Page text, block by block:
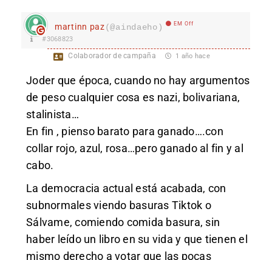
martinn paz(@aindaeho) EM Off
#3068823
Colaborador de campaña 1 año hace
Joder que época, cuando no hay argumentos
de peso cualquier cosa es nazi, bolivariana,
stalinista…
En fin , pienso barato para ganado….con
collar rojo, azul, rosa…pero ganado al fin y al
cabo.
La democracia actual está acabada, con
subnormales viendo basuras Tiktok o
Sálvame, comiendo comida basura, sin
haber leído un libro en su vida y que tienen el
mismo derecho a votar que las pocas